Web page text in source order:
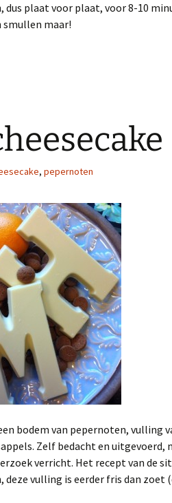
dus plaat voor plaat, voor 8-10
smullen maar!
, pepernoten
bodem van pepernoten, vulling
Zelf bedacht en uitgevoerd,
verricht. Het recept van de
deze vulling is eerder fris dan zoet